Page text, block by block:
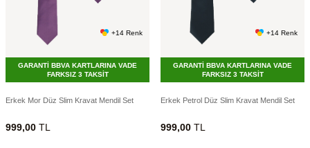
+14 Renk
GARANTİ BBVA KARTLARINA VADE
FARKSIZ 3 TAKSİT
Erkek Mor Düz Slim Kravat Mendil Set
999,00 TL
+14 Renk
GARANTİ BBVA KARTLARINA VADE
FARKSIZ 3 TAKSİT
Erkek Petrol Düz Slim Kravat Mendil Set
999,00 TL